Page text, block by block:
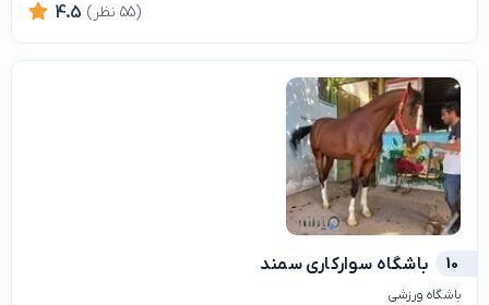
4.5 (55 نظر)
10 باشگاه سوارکاری سمند
باشگاه ورزشی